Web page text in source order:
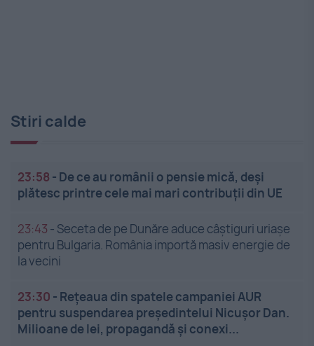
Stiri calde
23:58 - De ce au românii o pensie mică, deși
plătesc printre cele mai mari contribuții din UE
23:43 - Seceta de pe Dunăre aduce câștiguri uriașe
pentru Bulgaria. România importă masiv energie de
la vecini
23:30 - Rețeaua din spatele campaniei AUR
pentru suspendarea președintelui Nicușor Dan.
Milioane de lei, propagandă și conexi...